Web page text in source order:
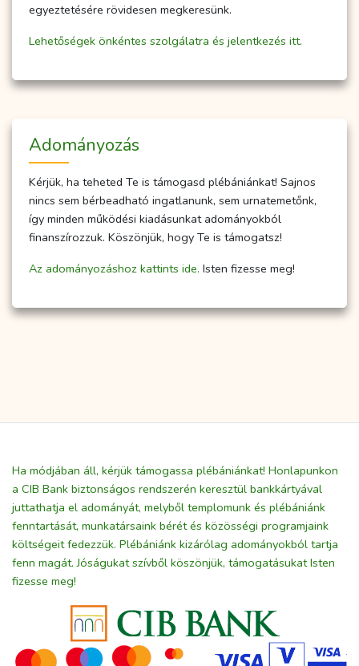
egyeztetésére rövidesen megkeresünk.
Lehetőségek önkéntes szolgálatra és jelentkezés itt.
Adományozás
Kérjük, ha teheted Te is támogasd plébániánkat! Sajnos
nincs sem bérbeadható ingatlanunk, sem urnatemetőnk,
így minden működési kiadásunkat adományokból
finanszírozzuk. Köszönjük, hogy Te is támogatsz!
Az adományozáshoz kattints ide. Isten fizesse meg!
Ha módjában áll, kérjük támogassa plébániánkat! Honlapunkon
a CIB Bank biztonságos rendszerén keresztül bankkártyával
juttathatja el adományát, melyből templomunk és plébániánk
fenntartását, munkatársaink bérét és közösségi programjaink
költségeit fedezzük. Plébániánk kizárólag adományokból tartja
fenn magát. Jóságukat szívből köszönjük, támogatásukat Isten
fizesse meg!